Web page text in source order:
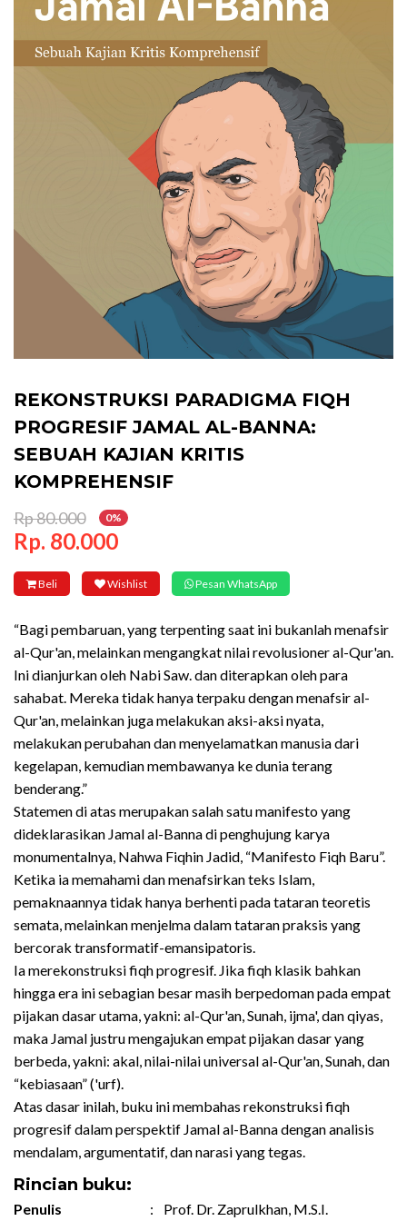
REKONSTRUKSI PARADIGMA FIQH
PROGRESIF JAMAL AL-BANNA:
SEBUAH KAJIAN KRITIS
KOMPREHENSIF
Rp 80.000 0%
Rp. 80.000
Beli Wishlist Pesan WhatsApp
“Bagi pembaruan, yang terpenting saat ini bukanlah menafsir
al-Qur'an, melainkan mengangkat nilai revolusioner al-Qur'an.
Ini dianjurkan oleh Nabi Saw. dan diterapkan oleh para
sahabat. Mereka tidak hanya terpaku dengan menafsir al-
Qur'an, melainkan juga melakukan aksi-aksi nyata,
melakukan perubahan dan menyelamatkan manusia dari
kegelapan, kemudian membawanya ke dunia terang
benderang.”
Statemen di atas merupakan salah satu manifesto yang
dideklarasikan Jamal al-Banna di penghujung karya
monumentalnya, Nahwa Fiqhin Jadid, “Manifesto Fiqh Baru”.
Ketika ia memahami dan menafsirkan teks Islam,
pemaknaannya tidak hanya berhenti pada tataran teoretis
semata, melainkan menjelma dalam tataran praksis yang
bercorak transformatif-emansipatoris.
Ia merekonstruksi fiqh progresif. Jika fiqh klasik bahkan
hingga era ini sebagian besar masih berpedoman pada empat
pijakan dasar utama, yakni: al-Qur'an, Sunah, ijma', dan qiyas,
maka Jamal justru mengajukan empat pijakan dasar yang
berbeda, yakni: akal, nilai-nilai universal al-Qur'an, Sunah, dan
“kebiasaan” ('urf).
Atas dasar inilah, buku ini membahas rekonstruksi fiqh
progresif dalam perspektif Jamal al-Banna dengan analisis
mendalam, argumentatif, dan narasi yang tegas.
Rincian buku:
Penulis : Prof. Dr. Zaprulkhan, M.S.I.